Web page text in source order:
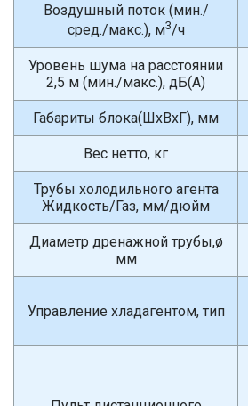
Воздушный поток (мин./
сред./макс.), м3/ч
Уровень шума на расстоянии
2,5 м (мин./макс.), дБ(A)
Габариты блока(ШxВxГ), мм
Вес нетто, кг
Трубы холодильного агента
Жидкость/Газ, мм/дюйм
Диаметр дренажной трубы,ø
мм
Управление хладагентом, тип